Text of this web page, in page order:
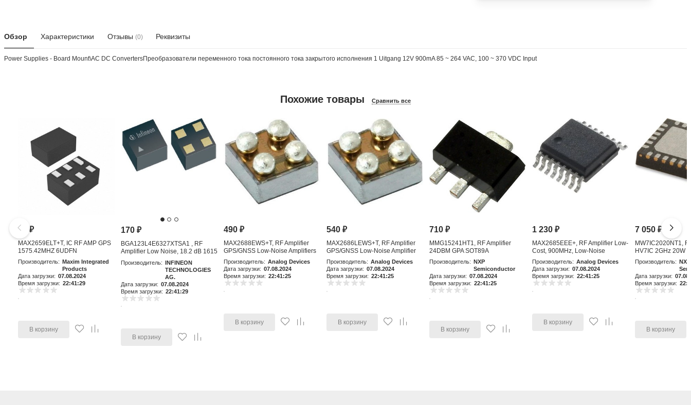
Обзор Характеристики Отзывы (0) Реквизиты
Power Supplies - Board Mount\AC DC ConvertersПреобразователи переменного тока постоянного тока закрытого исполнения 1 Uitgang 12V 900mA 85 ~ 264 VAC, 100 ~ 370 VDC Input
Похожие товары Сравнить все
81₽
MAX2659ELT+T, IC RF AMP GPS
1575.42MHZ 6UDFN
Производитель:
Maxim Integrated
Products
Дата загрузки: 07.08.2024
Время загрузки: 22:41:29
В корзину
170₽
BGA123L4E6327XTSA1 , RF
Amplifier Low Noise, 18.2 dB 1615
MHz, 4-Pin TSLP-4-11
Производитель: INFINEON
TECHNOLOGIES
AG.
Дата загрузки: 07.08.2024
Время загрузки: 22:41:29
В корзину
490₽
MAX2688EWS+T, RF Amplifier
GPS/GNSS Low-Noise Amplifiers
Производитель: Analog Devices
Дата загрузки: 07.08.2024
Время загрузки: 22:41:25
В корзину
540₽
MAX2686LEWS+T, RF Amplifier
GPS/GNSS Low-Noise Amplifier
with Integr
Производитель: Analog Devices
Дата загрузки: 07.08.2024
Время загрузки: 22:41:25
В корзину
710₽
MMG15241HT1, RF Amplifier
24DBM GPA SOT89A
Производитель:
NXP
Semiconductor
Дата загрузки: 07.08.2024
Время загрузки: 22:41:25
В корзину
1 230₽
MAX2685EEE+, RF Amplifier Low-
Cost, 900MHz, Low-Noise
Amplifier an
Производитель: Analog Devices
Дата загрузки: 07.08.2024
Время загрузки: 22:41:25
В корзину
7 050₽
MW7IC2020NT1,
HV7IC 2GHz 20W
Производитель:
NXP
Дата загрузки:
Время загрузки:
В корзину